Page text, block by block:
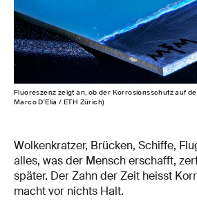
Fluoreszenz zeigt an, ob der Korrosionsschutz auf
Marco D'Elia / ETH Zürich)
Wolkenkratzer, Brücken, Schiffe,
alles, was der Mensch erschafft,
später. Der Zahn der Zeit heisst
macht vor nichts Halt.